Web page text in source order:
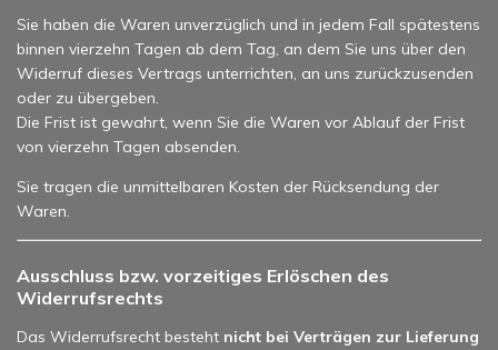
Sie haben die Waren unverzüglich und in jedem Fall spätestens
binnen vierzehn Tagen ab dem Tag, an dem Sie uns über den
Widerruf dieses Vertrags unterrichten, an uns zurückzusenden
oder zu übergeben.
Die Frist ist gewahrt, wenn Sie die Waren vor Ablauf der Frist
von vierzehn Tagen absenden.
Sie tragen die unmittelbaren Kosten der Rücksendung der
Waren.
Ausschluss bzw. vorzeitiges Erlöschen des
Widerrufsrechts
Das Widerrufsrecht besteht nicht bei Verträgen zur Lieferung